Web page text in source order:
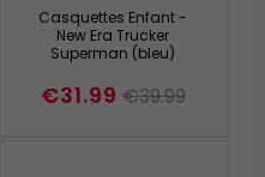
Casquettes Enfant -
New Era Trucker
Superman (bleu)
€31.99 €39.99